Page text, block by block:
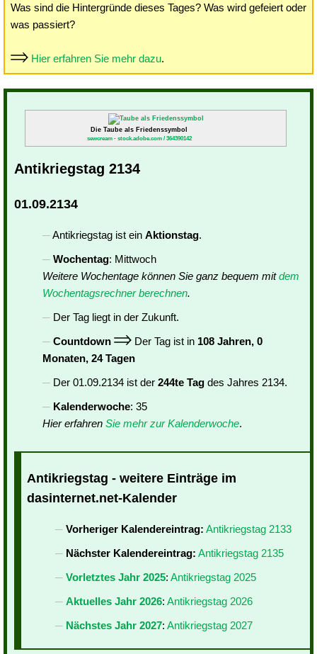
Was sind die Hintergründe dieses Tages? Was wird gefeiert oder
was passiert?
Hier erfahren Sie mehr dazu.
Die Taube als Friedenssymbol
sewcream - stock.adobe.com / 364390142
Antikriegstag 2134
01.09.2134
Antikriegstag ist ein Aktionstag.
Wochentag: Mittwoch
Weitere Wochentage können Sie ganz bequem mitdem
Wochentagsrechner berechnen.
Der Tag liegt in der Zukunft.
Countdown
Der Tag ist in 108 Jahren, 0
Monaten, 24 Tagen
Der 01.09.2134 ist der 244te Tag des Jahres 2134.
Kalenderwoche: 35
Hier erfahren Sie mehr zur Kalenderwoche.
Antikriegstag - weitere Einträge im
dasinternet.net-Kalender
Vorheriger Kalendereintrag: Antikriegstag 2133
Nächster Kalendereintrag: Antikriegstag 2135
Vorletztes Jahr 2025: Antikriegstag 2025
Aktuelles Jahr 2026: Antikriegstag 2026
Nächstes Jahr 2027: Antikriegstag 2027